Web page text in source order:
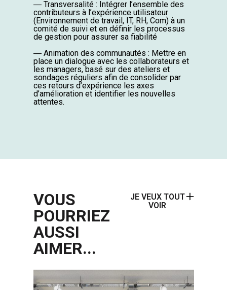
― Transversalité : Intégrer l’ensemble des
contributeurs à l’expérience utilisateur
(Environnement de travail, IT, RH, Com) à un
comité de suivi et en définir les processus
de gestion pour assurer sa fiabilité
― Animation des communautés : Mettre en
place un dialogue avec les collaborateurs et
les managers, basé sur des ateliers et
sondages réguliers afin de consolider par
ces retours d’expérience les axes
d’amélioration et identifier les nouvelles
attentes.
VOUS
POURRIEZ
AUSSI
AIMER...
JE VEUX TOUT
VOIR